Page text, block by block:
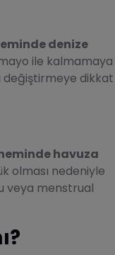
denize
ile kalmamaya
değiştirmeye dikkat
havuza
olması nedeniyle
veya menstrual